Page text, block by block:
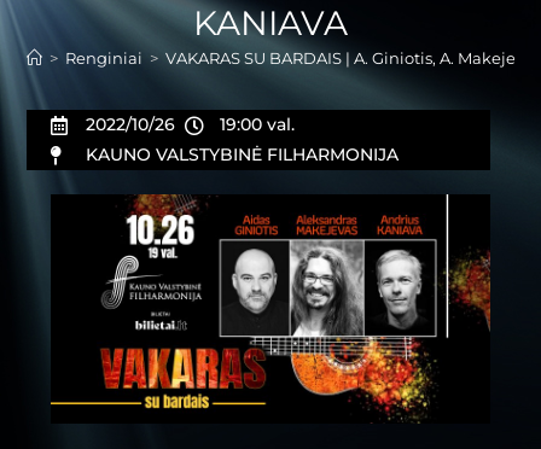
KANIAVA
> Renginiai > VAKARAS SU BARDAIS | A. Giniotis, A.
2022/10/26
19:00 val.
KAUNO VALSTYBINĖ FILHARMONIJA